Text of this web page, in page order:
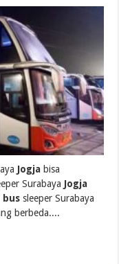
Jogja bisa
Surabaya Jogja
bus sleeper Surabaya
berbeda....